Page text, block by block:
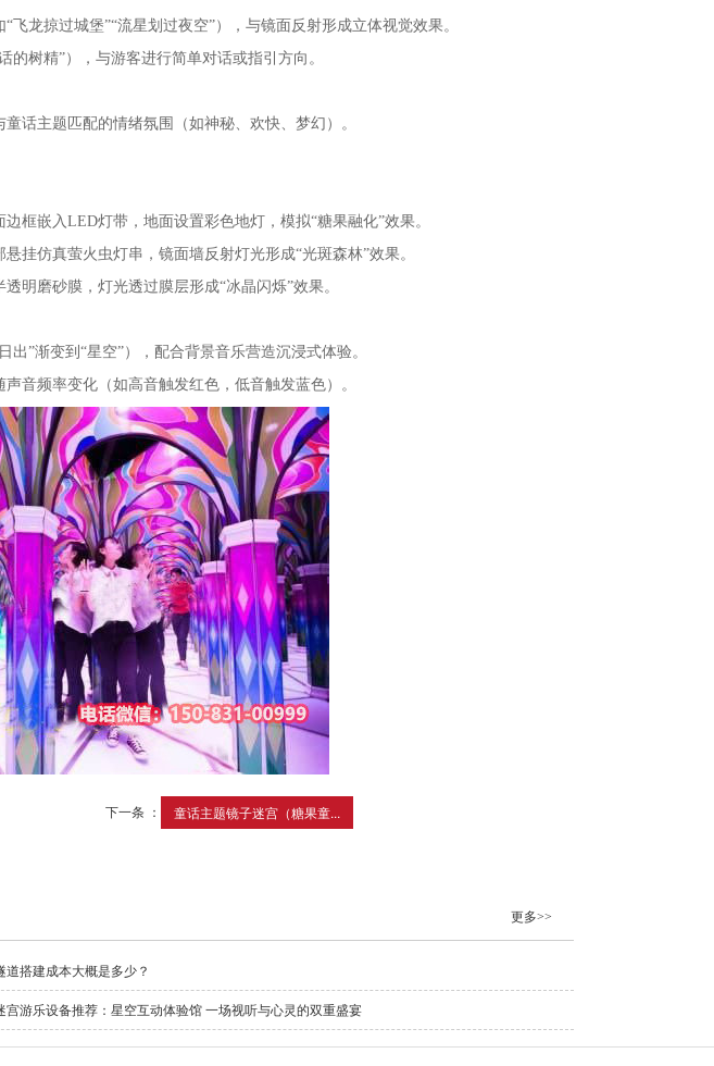
龙掠过城堡”“流星划过夜空”），与镜面反射形成立体视觉效果。
树精”），与游客进行简单对话或指引方向。
话主题匹配的情绪氛围（如神秘、欢快、梦幻）。
框嵌入LED灯带，地面设置彩色地灯，模拟“糖果融化”效果。
挂仿真萤火虫灯串，镜面墙反射灯光形成“光斑森林”效果。
明磨砂膜，灯光透过膜层形成“冰晶闪烁”效果。
”渐变到“星空”），配合背景音乐营造沉浸式体验。
音频率变化（如高音触发红色，低音触发蓝色）。
下一条 ： 童话主题镜子迷宫（糖果童...
更多>>
道搭建成本大概是多少？
宫游乐设备推荐：星空互动体验馆 一场视听与心灵的双重盛宴